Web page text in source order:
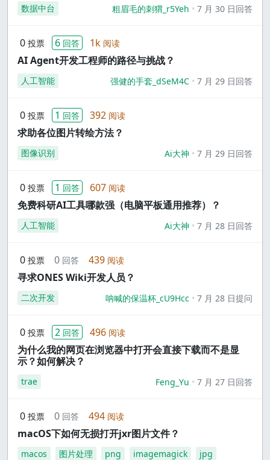
数据中台 粗眉毛的刺猬_r5Yeh 7 月 30 日回答
0 投票 6 回答 1k 阅读
AI Agent开发工程师的路径与挑战？
人工智能 强健的手套_dSeM4C 7 月 29 日回答
0 投票 1 回答 392 阅读
求助各位图片转绘方法？
图像识别 Ai大神 7 月 29 日回答
0 投票 1 回答 607 阅读
免费科研AI工具哪款强（电脑平板通用推荐）？
人工智能 Ai大神 7 月 28 日回答
0 投票 0 回答 439 阅读
寻求ONES Wiki开发人员？
二次开发 呐喊的保温杯_cU9Hcc 7 月 28 日提问
0 投票 2 回答 496 阅读
为什么我的网页在浏览器中打开会直接下载而不是显
示？如何解决？
trae Feng_Yu 7 月 27 日回答
0 投票 0 回答 494 阅读
macOS下如何无损打开jxr图片文件？
macos 图片处理 png imagemagick
jpg